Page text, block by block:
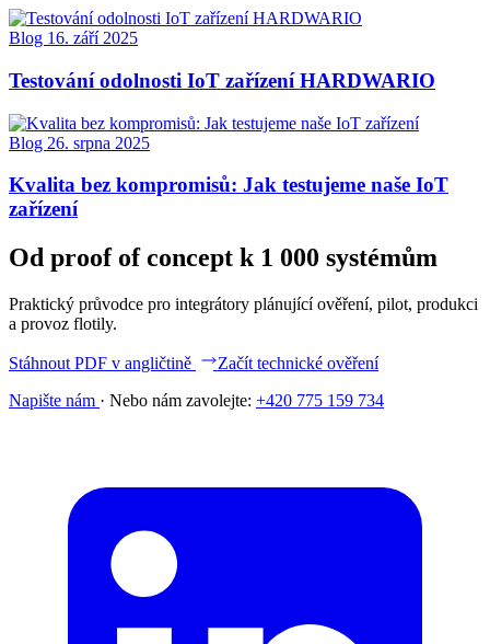
Blog 16. září 2025
Testování odolnosti IoT zařízení HARDWARIO
Blog 26. srpna 2025
Kvalita bez kompromisů: Jak testujeme naše IoT
zařízení
Od proof of concept k 1 000 systémům
Praktický průvodce pro integrátory plánující ověření, pilot, produkci
a provoz flotily.
Stáhnout PDF v angličtině
Začít technické ověření
Napište nám · Nebo nám zavolejte: +420 775 159 734